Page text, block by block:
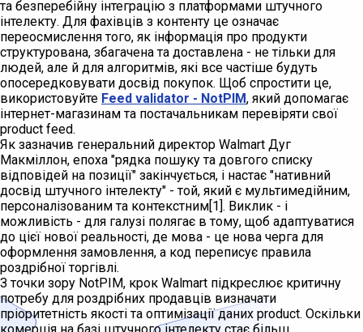
та безперебійну інтеграцію з платформами штучного
інтелекту. Для фахівців з контенту це означає
переосмислення того, як інформація про продукти
структурована, збагачена та доставлена - не тільки для
людей, але й для алгоритмів, які все частіше будуть
опосередковувати досвід покупок. Щоб спростити це,
використовуйте Feed validator - NotPIM, який допомагає
інтернет-магазинам та постачальникам перевіряти свої
product feed.
Як зазначив генеральний директор Walmart Дуг
Макміллон, епоха "рядка пошуку та довгого списку
відповідей на позиції" закінчується, і настає "нативний
досвід штучного інтелекту" - той, який є мультимедійним,
персоналізованим та контекстним[1]. Виклик - і
можливість - для галузі полягає в тому, щоб адаптуватися
до цієї нової реальності, де мова - це нова черга для
оформлення замовлення, а код переписує правила
роздрібної торгівлі.
З точки зору NotPIM, крок Walmart підкреслює критичну
потребу для роздрібних продавців визначати
пріоритетність якості та оптимізації даних product. Оскільки